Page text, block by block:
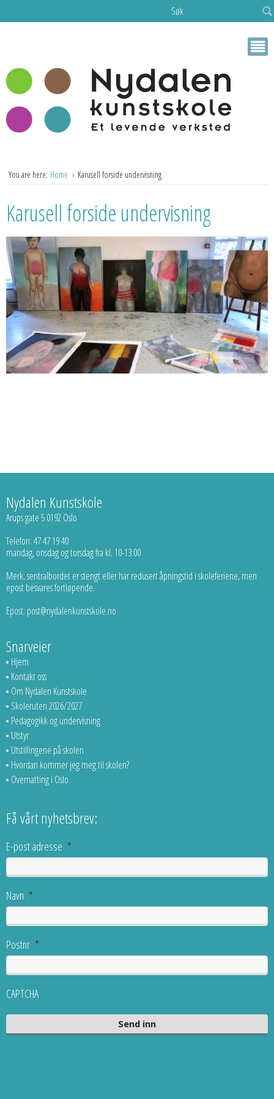
Søk
You are here: Home Karusell forside undervisning
Karusell forside undervisning
Nydalen Kunstskole
Arups gate 5 0192 Oslo
Telefon: 47 47 19 40
mandag, onsdag og torsdag fra kl. 10-13:00
Merk; sentralbordet er stengt eller har redusert åpningstid i skoleferiene, men
epost besvares fortløpende.
Epost: post@nydalenkunstskole.no
Snarveier
Hjem
Kontakt oss
Om Nydalen Kunstskole
Skoleruten 2026/2027
Pedagogikk og undervisning
Utstyr
Utstillingene på skolen
Hvordan kommer jeg meg til skolen?
Overnatting i Oslo
Få vårt nyhetsbrev:
E-post adresse *
Navn *
Postnr *
CAPTCHA